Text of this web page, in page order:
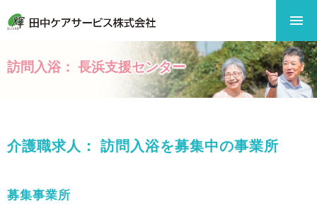
訪問入浴： 長浜支援センター
介護職求人： 訪問入浴を募集中の事業所
募集事業所